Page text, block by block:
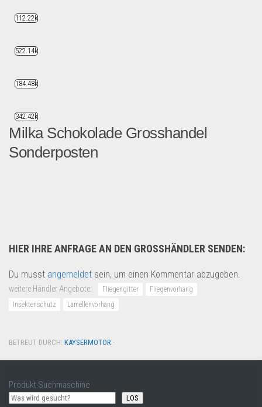
Milka Schokolade Grosshandel
Sonderposten
HIER IHRE ANFRAGE AN DEN GROSSHÄNDLER SENDEN:
Du musst angemeldet sein, um einen Kommentar abzugeben.
weitere Händler Angebote: Fliegengitter
Fliegenvorhang
Insektenschutz
Lamellenvorhang
BETREUT DURCH: KAYSERMOTOR ·
Produkt Suchmaschine
LOS
112.22k
522.14k
184.48k
342.42k